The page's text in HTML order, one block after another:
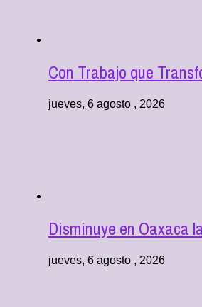
Con Trabajo que
jueves, 6 agosto , 2026
Disminuye en Oaxaca
jueves, 6 agosto , 2026